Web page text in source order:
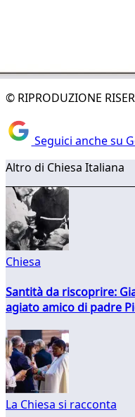
© RIPRODUZIONE
Seguici anche su
Altro di Chiesa Italiana
Chiesa
Santità da riscoprire:
agiato amico di padre
La Chiesa si racconta